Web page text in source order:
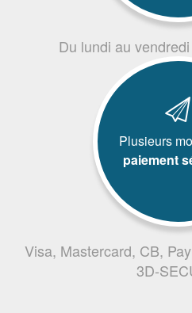
Du lundi au
Plusieurs
paiement
Visa, Mastercard, CB,
3D-